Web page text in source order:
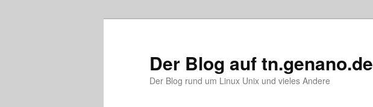
Der Blog auf tn.genano.de
Der Blog rund um Linux Unix und vieles Andere